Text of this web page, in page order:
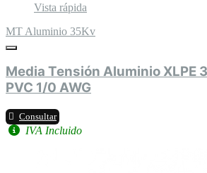
Vista rápida
MT Aluminio 35Kv
Media Tensión Aluminio XLPE
PVC 1/0 AWG
Consultar
IVA Incluido